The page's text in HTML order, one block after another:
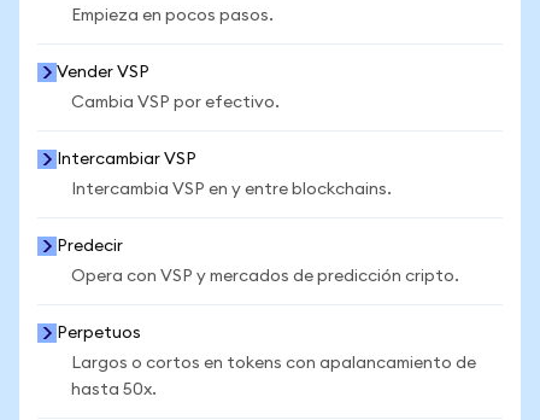
Empieza en pocos pasos.
Vender VSP
Cambia VSP por efectivo.
Intercambiar VSP
Intercambia VSP en y entre blockchains.
Predecir
Opera con VSP y mercados de predicción cripto.
Perpetuos
Largos o cortos en tokens con apalancamiento de
hasta 50x.